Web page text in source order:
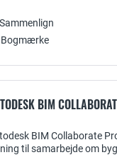
Sammenlign
Bogmærke
BIM
BIM Collaborate
til samarbejde om